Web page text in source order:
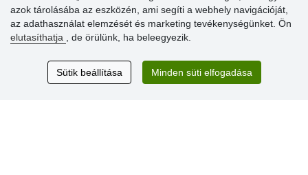
» Súgó
Vásárlók
értékelése
azok tárolásába az eszközén, ami segíti a webhely navigációját,
az adathasználat elemzését és marketing tevékenységünket. Ön
elutasíthatja
, de örülünk, ha beleegyezik.
Sütik beállítása Minden süti elfogadása